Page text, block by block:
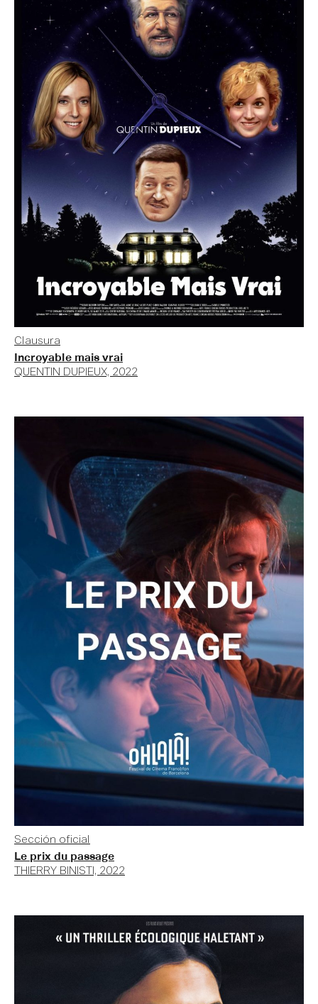
Clausura
Incroyable mais vrai
QUENTIN DUPIEUX, 2022
Sección oficial
Le prix du passage
THIERRY BINISTI, 2022